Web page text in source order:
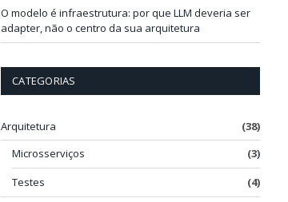
O modelo é infraestrutura: por que LLM deveria ser
adapter, não o centro da sua arquitetura
CATEGORIAS
Arquitetura
(38)
Microsserviços
(3)
Testes
(4)